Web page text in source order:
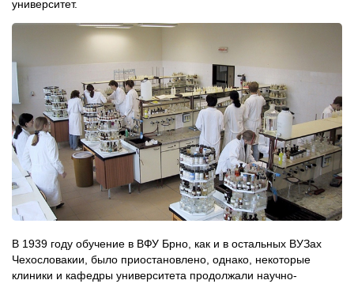
университет.
В 1939 году обучение в ВФУ Брно, как и в остальных ВУЗах
Чехословакии, было приостановлено, однако, некоторые
клиники и кафедры университета продолжали научно-